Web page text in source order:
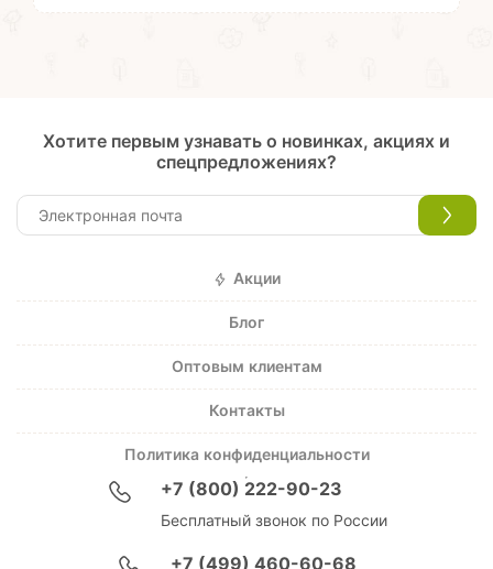
Хотите первым узнавать о новинках, акциях и
спецпредложениях?
Акции
Блог
Оптовым клиентам
Контакты
Политика конфиденциальности
+7 (800) 222-90-23
Бесплатный звонок по России
+7 (499) 460-60-68